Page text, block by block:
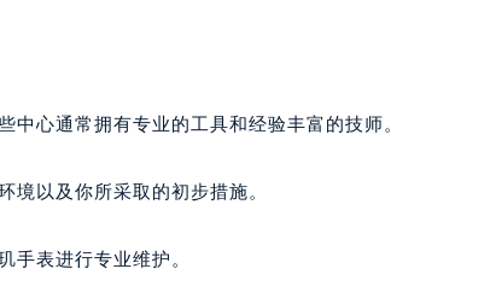
心通常拥有专业的工具和经验丰富的技师。
境以及你所采取的初步措施。
手表进行专业维护。